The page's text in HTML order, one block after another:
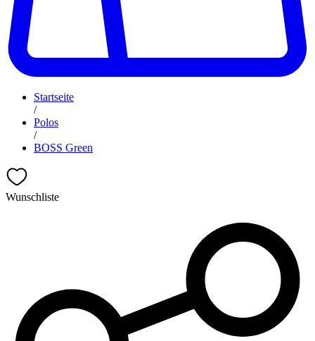
Startseite
/
Polos
/
BOSS Green
Wunschliste